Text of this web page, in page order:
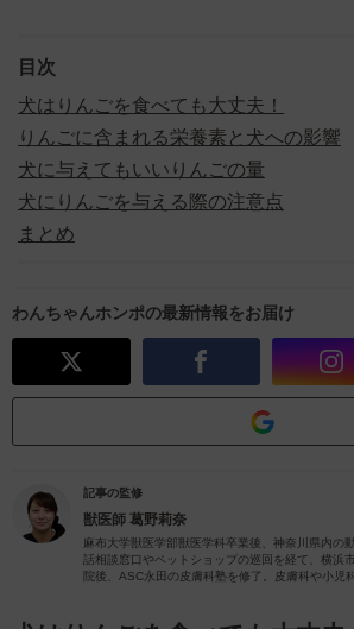
目次
犬はりんごを食べても大丈夫！
りんごに含まれる栄養素と犬への影響
犬に与えてもいいりんごの量
犬にりんごを与える際の注意点
まとめ
わんちゃんホンポの最新情報をお届け
記事の監修
獣医師 葛野莉奈
麻布大学獣医学部獣医学科卒業後、神奈川県内の
話相談窓口やペットショップの巡回を経て、横浜
院後、ASC永田の皮膚科塾を修了。皮膚科や小児